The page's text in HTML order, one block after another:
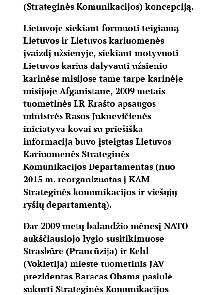
(Strateginės Komunikacijos) koncepciją.
Lietuvoje siekiant formuoti teigiamą
Lietuvos ir Lietuvos kariuomenės
įvaizdį užsienyje, siekiant motyvuoti
Lietuvos karius dalyvauti užsienio
karinėse misijose tame tarpe karinėje
misijoje Afganistane, 2009 metais
tuometinės LR Krašto apsaugos
ministrės Rasos Juknevičienės
iniciatyva kovai su priešiška
informacija buvo įsteigtas Lietuvos
Kariuomenės Strateginės
Komunikacijos Departamentas (nuo
2015 m. reorganizuotas į KAM
Strateginės komunikacijos ir viešųjų
ryšių departamentą).
Dar 2009 metų balandžio mėnesį NATO
aukščiausiojo lygio susitikimuose
Strasbūre (Prancūzija) ir Kehl
(Vokietija) mieste tuometinis JAV
prezidentas Baracas Obama pasiūlė
sukurti Strateginės Komunikacijos